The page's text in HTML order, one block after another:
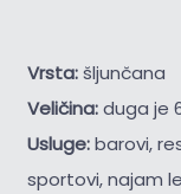
Vrsta:šljunčana
Veličina:duga je
Usluge:barovi,
sportovi, najam